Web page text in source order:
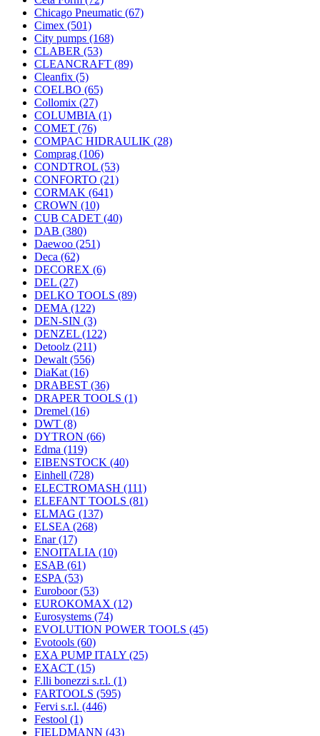
Chicago Pneumatic (67)
Cimex (501)
City pumps (168)
CLABER (53)
CLEANCRAFT (89)
Cleanfix (5)
COELBO (65)
Collomix (27)
COLUMBIA (1)
COMET (76)
COMPAC HIDRAULIK (28)
Comprag (106)
CONDTROL (53)
CONFORTO (21)
CORMAK (641)
CROWN (10)
CUB CADET (40)
DAB (380)
Daewoo (251)
Deca (62)
DECOREX (6)
DEL (27)
DELKO TOOLS (89)
DEMA (122)
DEN-SIN (3)
DENZEL (122)
Detoolz (211)
Dewalt (556)
DiaKat (16)
DRABEST (36)
DRAPER TOOLS (1)
Dremel (16)
DWT (8)
DYTRON (66)
Edma (119)
EIBENSTOCK (40)
Einhell (728)
ELECTROMASH (111)
ELEFANT TOOLS (81)
ELMAG (137)
ELSEA (268)
Enar(17)
ENOITALIA (10)
ESAB (61)
ESPA (53)
Euroboor(53)
EUROKOMAX (12)
Eurosystems (74)
EVOLUTION POWER TOOLS (45)
Evotools (60)
EXA PUMP ITALY (25)
EXACT (15)
F.lli bonezzi s.r.l. (1)
FARTOOLS (595)
Fervi s.r.l. (446)
Festool (1)
FIELDMANN (43)